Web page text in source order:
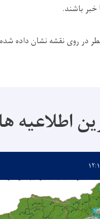
خبر باشند.
در روی نقشه نشان داده
اطلاعیه ها